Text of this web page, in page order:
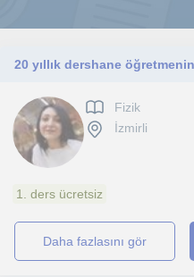
Fizik
İzmirli
1. ders ücretsiz
daha fazlasını gör